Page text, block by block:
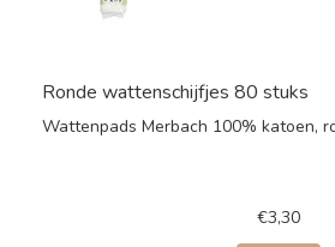
Ronde wattenschijfjes 80 stuks
Wattenpads Merbach 100% katoen,
€3,30